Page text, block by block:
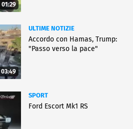
01:29
03:49
ULTIME NOTIZIE
Accordo con Hamas, Trump:
"Passo verso la pace"
SPORT
Ford Escort Mk1 RS